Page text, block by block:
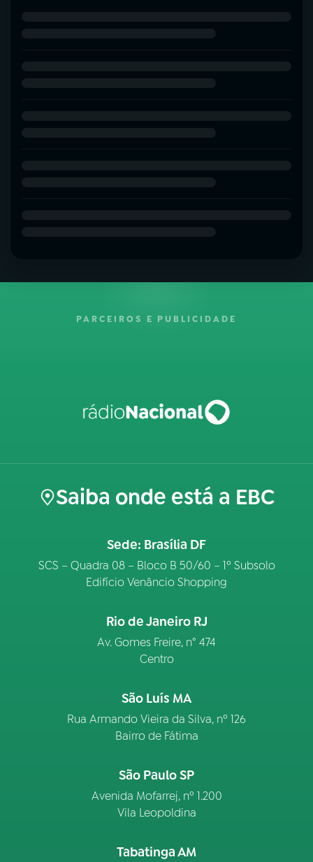
PARCEIROS E PUBLICIDADE
Saiba onde está a EBC
Sede: Brasília DF
SCS – Quadra 08 – Bloco B 50/60 – 1º Subsolo
Edifício Venâncio Shopping
Rio de Janeiro RJ
Av. Gomes Freire, n° 474
Centro
São Luís MA
Rua Armando Vieira da Silva, nº 126
Bairro de Fátima
São Paulo SP
Avenida Mofarrej, nº 1.200
Vila Leopoldina
Tabatinga AM